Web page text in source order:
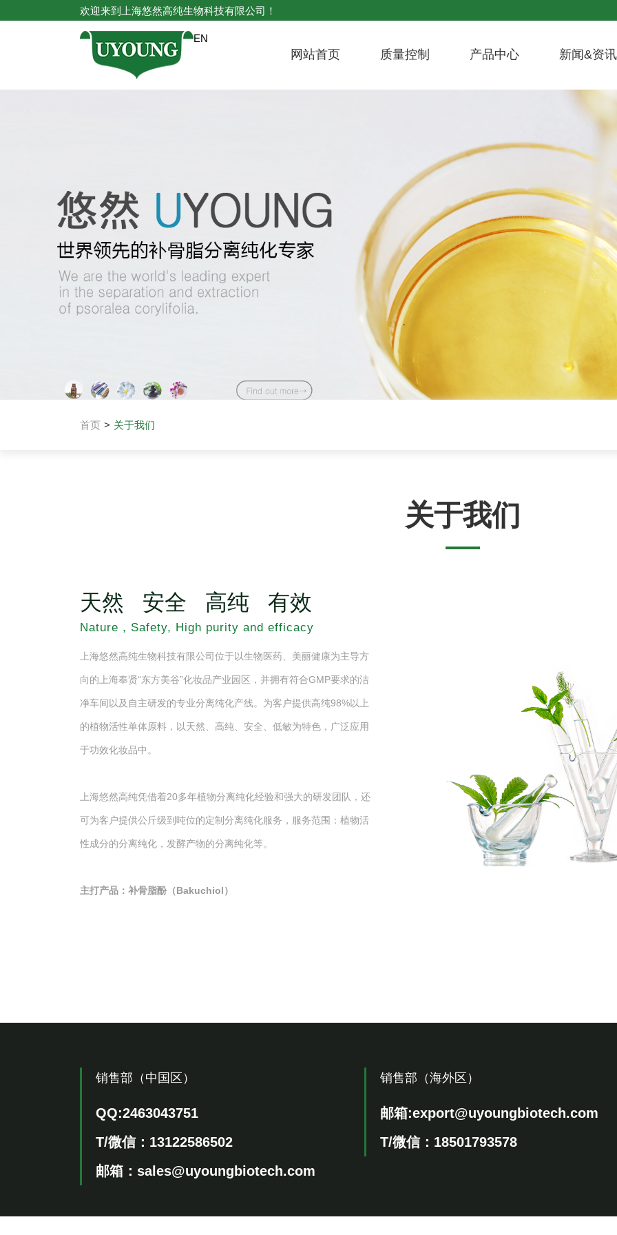
欢迎来到上海悠然高纯生物科技有限公司！
EN
网站首页 质量控制 产品中心 新闻&资讯
首页 关于我们
关于我们
天然 安全 高纯 有效
Nature，Safety, High purity and efficacy
上海悠然高纯生物科技有限公司位于以生物医药、美丽健康为主导方
向的上海奉贤“东方美谷”化妆品产业园区，并拥有符合GMP要求的洁
净车间以及自主研发的专业分离纯化产线。为客户提供高纯98%以上
的植物活性单体原料，以天然、高纯、安全、低敏为特色，广泛应用
于功效化妆品中。
上海悠然高纯凭借着20多年植物分离纯化经验和强大的研发团队，还
可为客户提供公斤级到吨位的定制分离纯化服务，服务范围：植物活
性成分的分离纯化，发酵产物的分离纯化等。
主打产品：补骨脂酚（Bakuchiol）
销售部（中国区）
QQ:2463043751
T/微信：13122586502
邮箱：sales@uyoungbiotech.com
销售部（海外区）
邮箱:export@uyoungbiotech.com
T/微信：18501793578